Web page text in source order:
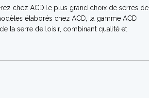
chez ACD le plus grand choix de serres de
élaborés chez ACD, la gamme ACD
la serre de loisir, combinant qualité et